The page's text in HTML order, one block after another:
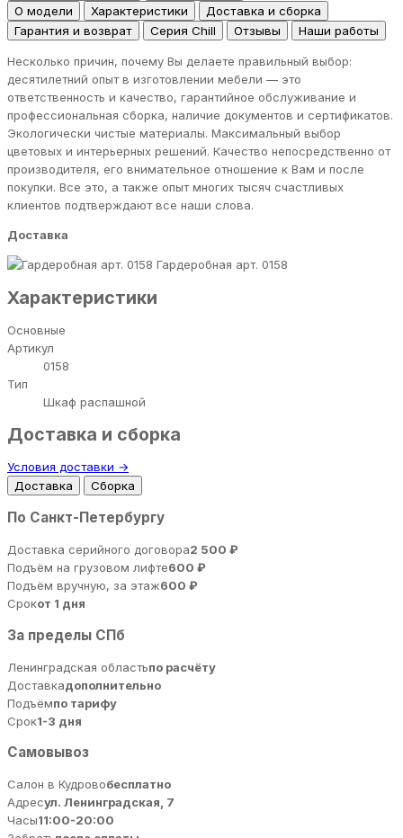
О модели
Характеристики
Доставка и сборка
Гарантия и возврат
Серия Chill Отзывы Наши работы
Несколько причин, почему Вы делаете правильный выбор:
десятилетний опыт в изготовлении мебели — это
ответственность и качество, гарантийное обслуживание и
профессиональная сборка, наличие документов и сертификатов.
Экологически чистые материалы. Максимальный выбор
цветовых и интерьерных решений. Качество непосредственно от
производителя, его внимательное отношение к Вам и после
покупки. Все это, а также опыт многих тысяч счастливых
клиентов подтверждают все наши слова.
Доставка
Гардеробная арт. 0158
Характеристики
Основные
Артикул
0158
Тип
Шкаф распашной
Доставка и сборка
Условия доставки →
Доставка
Сборка
По Санкт-Петербургу
Доставка серийного договора2 500 ₽
Подъём на грузовом лифте600 ₽
Подъём вручную, за этаж600 ₽
Срокот 1 дня
За пределы СПб
Ленинградская областьпо расчёту
Доставкадополнительно
Подъёмпо тарифу
Срок1-3 дня
Самовывоз
Салон в Кудровобесплатно
Адресул. Ленинградская, 7
Часы11:00-20:00